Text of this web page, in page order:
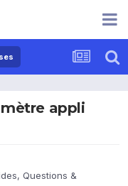
appli
Questions &